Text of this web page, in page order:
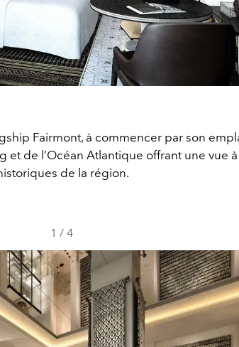
Fairmont, à commencer par son
et de l’Océan Atlantique offrant une vue
de la région.
1 / 4